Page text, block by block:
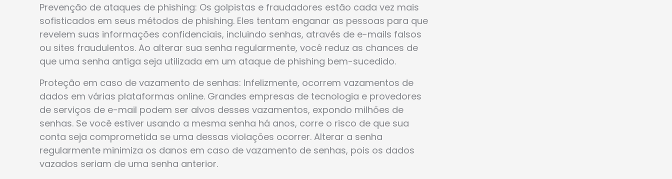
Prevenção de ataques de phishing: Os golpistas e fraudadores estão cada vez mais
sofisticados em seus métodos de phishing. Eles tentam enganar as pessoas para que
revelem suas informações confidenciais, incluindo senhas, através de e-mails falsos
ou sites fraudulentos. Ao alterar sua senha regularmente, você reduz as chances de
que uma senha antiga seja utilizada em um ataque de phishing bem-sucedido.
Proteção em caso de vazamento de senhas: Infelizmente, ocorrem vazamentos de
dados em várias plataformas online. Grandes empresas de tecnologia e provedores
de serviços de e-mail podem ser alvos desses vazamentos, expondo milhões de
senhas. Se você estiver usando a mesma senha há anos, corre o risco de que sua
conta seja comprometida se uma dessas violações ocorrer. Alterar a senha
regularmente minimiza os danos em caso de vazamento de senhas, pois os dados
vazados seriam de uma senha anterior.